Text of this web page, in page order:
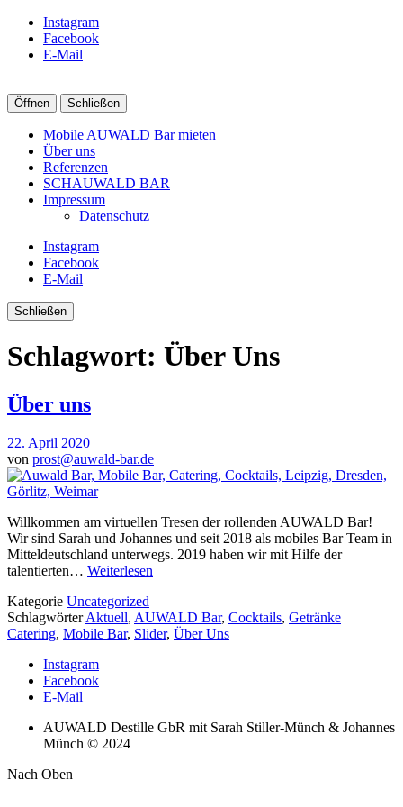
Instagram
Facebook
E-Mail
Öffnen Schließen
Mobile AUWALD Bar mieten
Über uns
Referenzen
SCHAUWALD BAR
Impressum
Datenschutz
Instagram
Facebook
E-Mail
Schließen
Schlagwort: Über Uns
Über uns
22. April 2020
von prost@auwald-bar.de
Willkommen am virtuellen Tresen der rollenden AUWALD Bar!
Wir sind Sarah und Johannes und seit 2018 als mobiles Bar Team in
Mitteldeutschland unterwegs. 2019 haben wir mit Hilfe der
talentierten… Weiterlesen
Kategorie Uncategorized
SchlagwörterAktuell, AUWALD Bar, Cocktails, Getränke
Catering, Mobile Bar, Slider, Über Uns
Instagram
Facebook
E-Mail
AUWALD Destille GbR mit Sarah Stiller-Münch & Johannes
Münch © 2024
Nach Oben